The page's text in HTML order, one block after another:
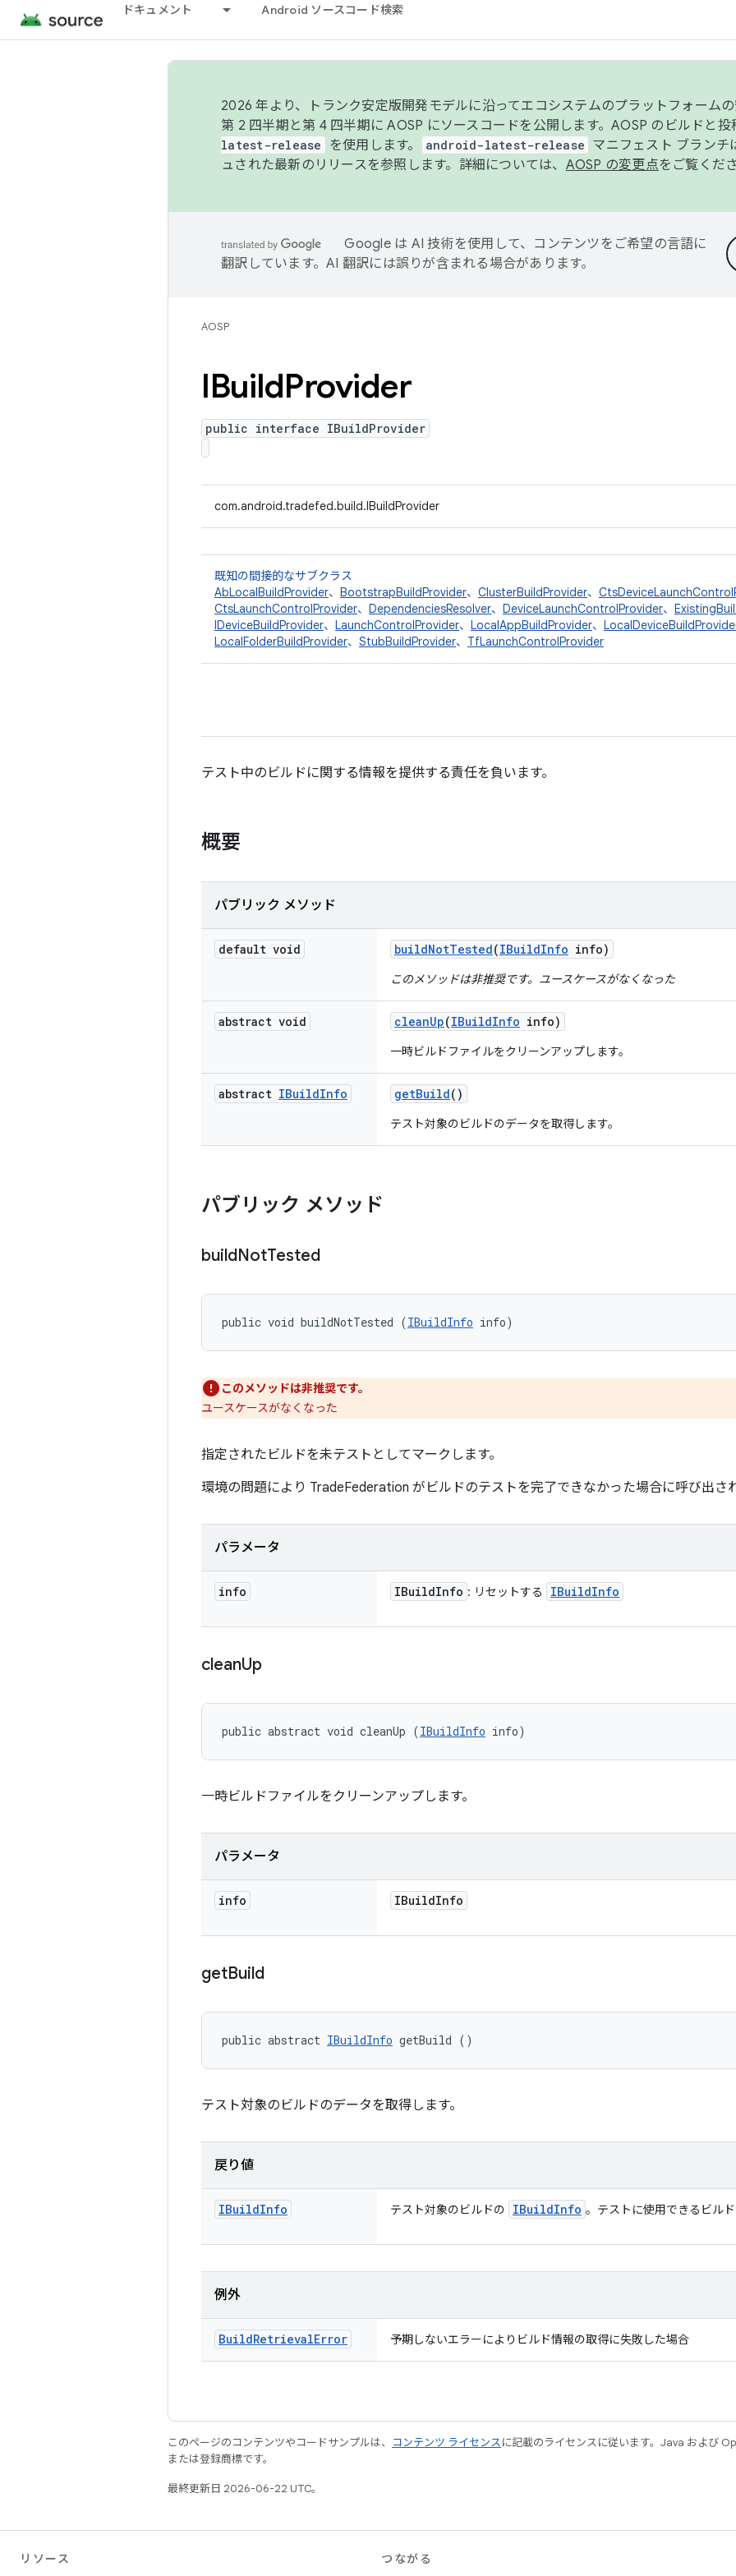
ドキュメント Android ソースコード検索
2026 年より、トランク安定版開発モデルに沿ってエコシステムのプラットフォーム
第 2 四半期と第 4 四半期に AOSP にソースコードを公開します。AOSP のビルドと投
latest-release を使用します。 android-latest-release マニフェスト ブランチ
ュされた最新のリリースを参照します。詳細については、 AOSP の変更点をご覧くだ
Google は AI 技術を使用して、コンテンツをご希望の言語に
翻訳しています。AI 翻訳には誤りが含まれる場合があります。
AOSP
IBuildProvider
public interface IBuildProvider
com.android.tradefed.build.IBuildProvider
既知の間接的なサブクラス
AbLocalBuildProvider、 BootstrapBuildProvider、 ClusterBuildProvider、
CtsLaunchControlProvider、 DependenciesResolver、 DeviceLaunchControlProvider、
IDeviceBuildProvider、 LaunchControlProvider、 LocalAppBuildProvider、
LocalFolderBuildProvider、 StubBuildProvider、 TfLaunchControlProvider
テスト中のビルドに関する情報を提供する責任を負います。
概要
パブリック メソッド
default void buildNotTested(IBuildInfo info)
このメソッドは非推奨です。ユースケースがなくなった
abstract void cleanUp(IBuildInfo info)
一時ビルドファイルをクリーンアップします。
abstract IBuildInfo getBuild()
テスト対象のビルドのデータを取得します。
パブリック メソッド
buildNotTested
public void buildNotTested (IBuildInfo info)
このメソッドは非推奨です。
ユースケースがなくなった
指定されたビルドを未テストとしてマークします。
環境の問題により TradeFederation がビルドのテストを完了できなかった場合に呼び出さ
パラメータ
info IBuildInfo : リセットする IBuildInfo
cleanUp
public abstract void cleanUp (IBuildInfo info)
一時ビルドファイルをクリーンアップします。
パラメータ
info IBuildInfo
getBuild
public abstract IBuildInfo getBuild ()
テスト対象のビルドのデータを取得します。
戻り値
IBuildInfo テスト対象のビルドの IBuildInfo 。テストに使用できるビル
例外
BuildRetrievalError 予期しないエラーによりビルド情報の取得に失敗した場合
このページのコンテンツやコードサンプルは、 コンテンツ ライセンスに記載のライセンスに従います。Java および
または登録商標です。
最終更新日 2026-06-22 UTC。
リソース つながる